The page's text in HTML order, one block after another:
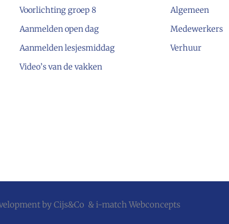
Voorlichting groep 8
Aanmelden open dag
Aanmelden lesjesmiddag
Video’s van de vakken
Algemeen
Medewerkers
Verhuur
by Cijs&Co &i-match Webconcepts